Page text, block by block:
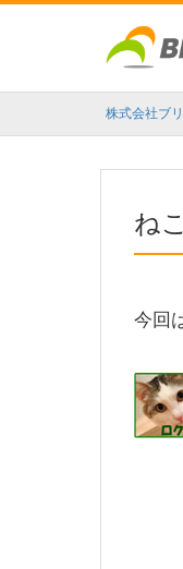
株式会社ブ
ね
今回